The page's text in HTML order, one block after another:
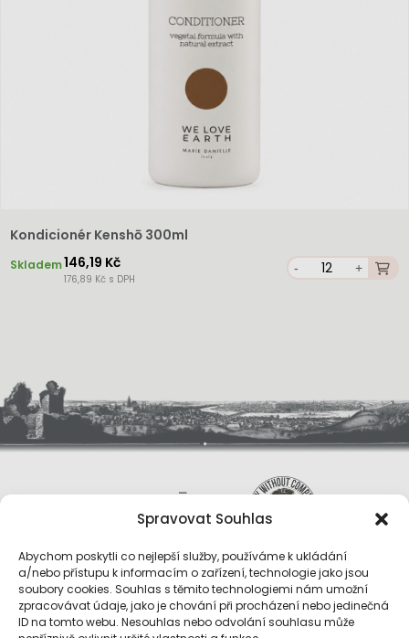
Spravovat Souhlas
Abychom poskytli co nejlepší služby, používáme k ukládání
a/nebo přístupu k informacím o zařízení, technologie jako jsou
soubory cookies. Souhlas s těmito technologiemi nám umožní
zpracovávat údaje, jako je chování při procházení nebo jedinečná
ID na tomto webu. Nesouhlas nebo odvolání souhlasu může
Kondicionér Kenshō 300ml
Skladem146,19 Kč
176,89 Kč s DPH
- +
O nás